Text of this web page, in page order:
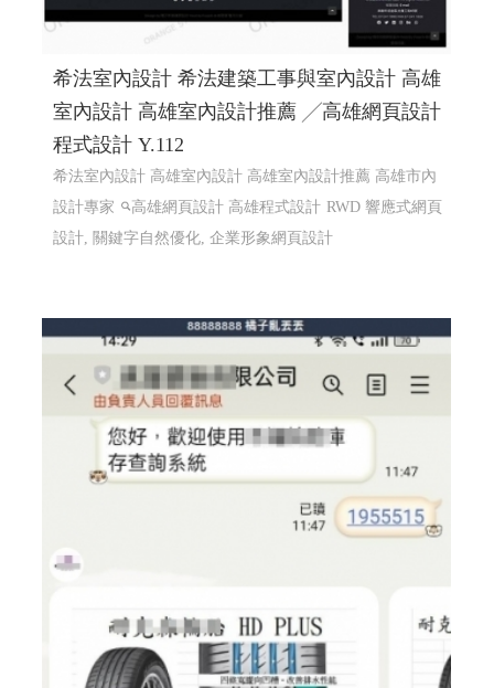
希法室內設計 希法建築工事與室內設計 高雄
室內設計 高雄室內設計推薦 ╱高雄網頁設計
程式設計 Y.112
希法室內設計 高雄室內設計 高雄室內設計推薦 高雄市內
設計專家
高雄網頁設計 高雄程式設計 RWD 響應式網頁
設計, 關鍵字自然優化, 企業形象網頁設計